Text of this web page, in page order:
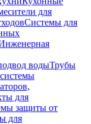
для
Системы для
водыТрубы
для
защиты от
для